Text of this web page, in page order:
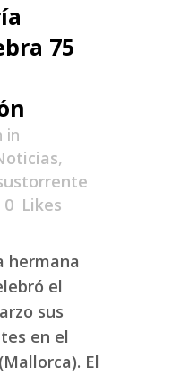
75
in
,
0 Likes
hermana
el
sus
en el
El